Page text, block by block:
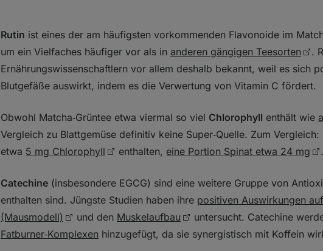
Rutin ist eines der am häufigsten vorkommenden Flavonoide im
um ein Vielfaches häufiger vor als in anderen gängigen Teesorten
.
Ernährungswissenschaftlern vor allem deshalb bekannt, weil es sich
Blutgefäße auswirkt, indem es die Verwertung von Vitamin C fördert.
Obwohl Matcha‑Grüntee etwa viermal so viel Chlorophyll enthält wie
Vergleich zu Blattgemüse definitiv keine Super‑Quelle. Zum Vergleich:
etwa 5 mg Chlorophyll enthalten, eine Portion Spinat etwa 24 mg .
Catechine (insbesondere EGCG) sind eine weitere Gruppe von
enthalten sind. Jüngste Studien haben ihre positiven Auswirkungen
(Mausmodell)
und den Muskelaufbau
untersucht. Catechine
Fatburner‑Komplexen hinzugefügt, da sie synergistisch mit Koffein